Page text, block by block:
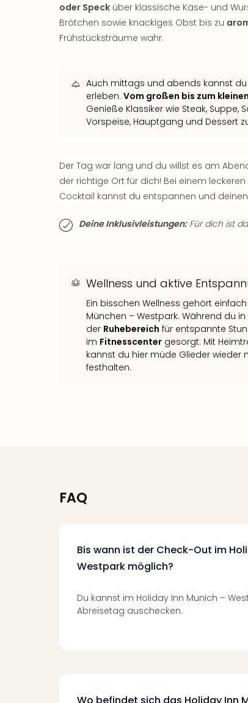
oder Speck über klassische Käse- und
Brötchen sowie knackiges Obst bis zu
Frühstücksträume wahr.
Auch mittags und abends kannst du
erleben. Vom großen bis zum
Genieße Klassiker wie Steak,
Vorspeise, Hauptgang und Dessert
Der Tag war lang und du willst es am
der richtige Ort für dich! Bei einem
Cocktail kannst du entspannen und
Deine Inklusivleistungen:Für dich ist
Wellness und aktive
Ein bisschen Wellness gehört
München – Westpark. Während du
der Ruhebereich für entspannte
im Fitnesscenter gesorgt: Mit
kannst du hier müde Glieder
festhalten.
FAQ
Bis wann ist der Check-Out im
Westpark möglich?
Du kannst im Holiday Inn Munich –
Abreisetag auschecken.
Wo befindet sich das Holiday Inn